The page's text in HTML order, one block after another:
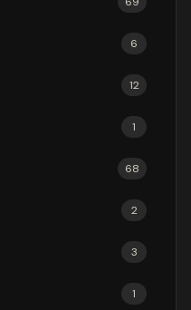
6
12
1
68
2
3
1